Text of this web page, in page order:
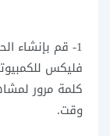
1- قم بإنشاء الحساب الخاص بك عبر
فليکس
وقت.